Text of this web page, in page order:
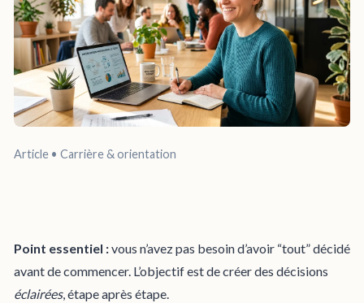
Article • Carrière & orientation
Point essentiel :vous n’avez pas besoin d’avoir “tout” décidé
avant de commencer. L’objectif est de créer des décisions
éclairées, étape après étape.